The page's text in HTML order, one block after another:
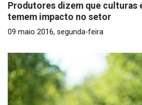
Produtores dizem que culturas
temem impacto no setor
09 maio 2016, segunda-feira